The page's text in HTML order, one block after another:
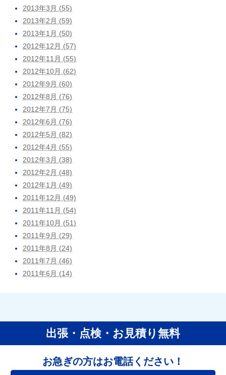
2013年3月 (55)
2013年2月 (59)
2013年1月 (50)
2012年12月 (57)
2012年11月 (55)
2012年10月 (62)
2012年9月 (60)
2012年8月 (76)
2012年7月 (75)
2012年6月 (76)
2012年5月 (82)
2012年4月 (55)
2012年3月 (38)
2012年2月 (48)
2012年1月 (49)
2011年12月 (49)
2011年11月 (54)
2011年10月 (51)
2011年9月 (29)
2011年8月 (24)
2011年7月 (46)
2011年6月 (14)
出張・点検・お見積り無料
お急ぎの方はお電話ください！